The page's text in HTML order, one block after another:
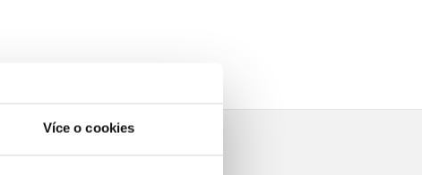
Více o cookies